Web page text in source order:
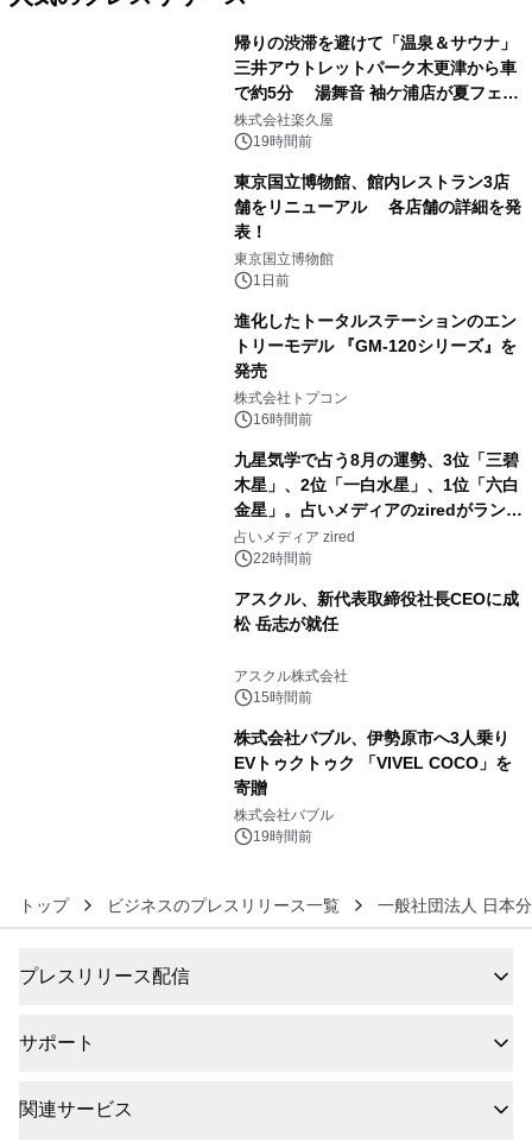
帰りの渋滞を避けて「温泉＆サウナ」
三井アウトレットパーク木更津から車
で約5分 湯舞音 袖ケ浦店が夏フェア
メニューを提供
株式会社楽久屋
19時間前
東京国立博物館、館内レストラン3店
舗をリニューアル 各店舗の詳細を発
表！
東京国立博物館
1日前
進化したトータルステーションのエン
トリーモデル 『GM-120シリーズ』を
発売
株式会社トプコン
16時間前
九星気学で占う8月の運勢、3位「三碧
木星」、2位「一白水星」、1位「六白
金星」。占いメディアのziredがランキ
ングを発表
占いメディア zired
22時間前
アスクル、新代表取締役社長CEOに成
松 岳志が就任
アスクル株式会社
15時間前
株式会社バブル、伊勢原市へ3人乗り
EVトゥクトゥク 「VIVEL COCO」を
寄贈
株式会社バブル
19時間前
トップ ビジネスのプレスリリース一覧 一般社団法人 日本
プレスリリース配信
サポート
関連サービス